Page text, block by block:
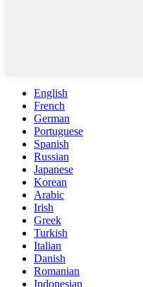
English
French
German
Portuguese
Spanish
Russian
Japanese
Korean
Arabic
Irish
Greek
Turkish
Italian
Danish
Romanian
Indonesian